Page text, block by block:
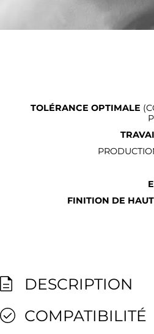
TOLÉRANCE OPTIMALE
FINITION DE
DESCRIPTION
COMPATIBILITÉ